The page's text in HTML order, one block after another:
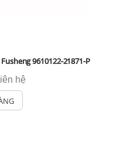
9610122-21871-P
hệ